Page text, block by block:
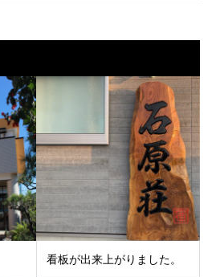
看板が出来上がりました。